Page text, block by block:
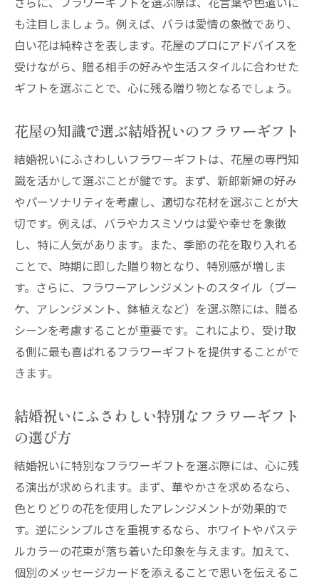
も注目しましょう。例えば、バラは愛情の象徴であり、
白い花は純粋さを表します。花屋のプロにアドバイスを
受けながら、贈る相手の好みや生活スタイルに合わせた
ギフトを選ぶことで、心に残る贈り物となるでしょう。
花屋の知識で選ぶ結婚祝いのフラワーギフト
結婚祝いにふさわしいフラワーギフトは、花屋の専門知
識を活かして選ぶことが鍵です。まず、新郎新婦の好み
やパーソナリティを考慮し、適切な花材を選ぶことが大
切です。例えば、バラやカスミソウは愛や幸せを象徴
し、特に人気があります。また、季節の花を取り入れる
ことで、時期に即した贈り物となり、特別感が増しま
す。さらに、フラワーアレンジメントのスタイル（ブー
ケ、アレンジメント、鉢植えなど）を選ぶ際には、贈る
シーンを考慮することが重要です。これにより、受け取
る側に最も喜ばれるフラワーギフトを提供することがで
きます。
結婚祝いにふさわしい特別なフラワーギフト
の選び方
結婚祝いに特別なフラワーギフトを選ぶ際には、心に残
る演出が求められます。まず、華やかさを求めるなら、
色とりどりの花を使用したアレンジメントが効果的で
す。逆にシンプルさを重視するなら、ホワイトやパステ
ルカラーの花束が落ち着いた印象を与えます。加えて、
個別のメッセージカードを添えることで思いを伝えるこ